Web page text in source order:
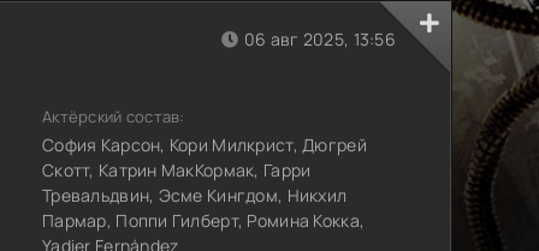
06 авг 2025, 13:56
Актёрский состав:
София Карсон, Кори Милкрист, Дюгрей
Скотт, Катрин МакКормак, Гарри
Тревальдвин, Эсме Кингдом, Никхил
Пармар, Поппи Гилберт, Ромина Кокка,
Yadier Fernández